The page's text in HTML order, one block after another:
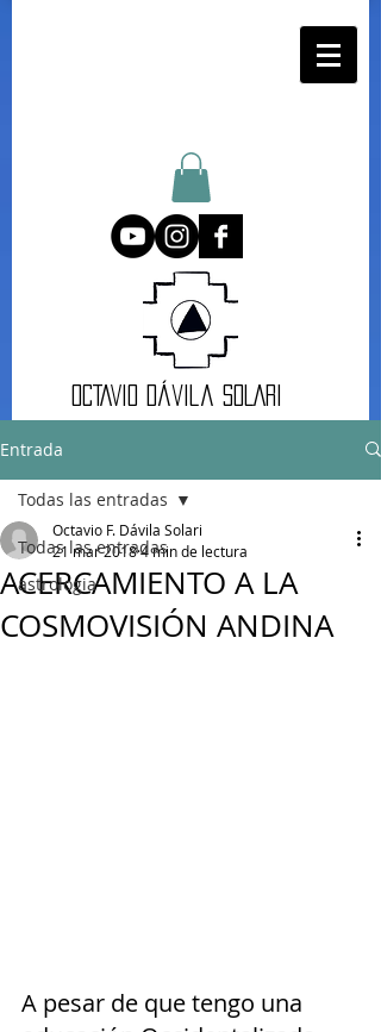
oCTAVIO DÁvila SOLARI
Entrada
Todas las entradas
astrologia
Todas las entradas
ACERCAMIENTO A LA
COSMOVISIÓN ANDINA
Octavio F. Dávila Solari
21 mar 20184 min de lectura
A pesar de que tengo una